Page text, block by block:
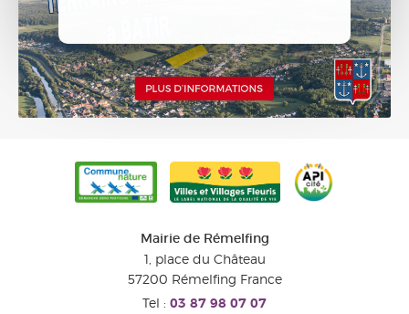
Mairie de Rémelfing
1, place du Château
57200 Rémelfing France
Tel : 03 87 98 07 07